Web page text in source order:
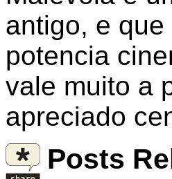
antigo, e
potencia
vale muito a
apreciado
Posts